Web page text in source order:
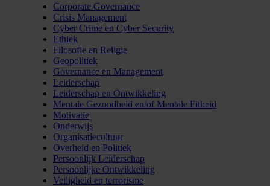
Corporate Governance
Crisis Management
Cyber Crime en Cyber Security
Ethiek
Filosofie en Religie
Geopolitiek
Governance en Management
Leiderschap
Leiderschap en Ontwikkeling
Mentale Gezondheid en/of Mentale Fitheid
Motivatie
Onderwijs
Organisatiecultuur
Overheid en Politiek
Persoonlijk Leiderschap
Persoonlijke Ontwikkeling
Veiligheid en terrorisme